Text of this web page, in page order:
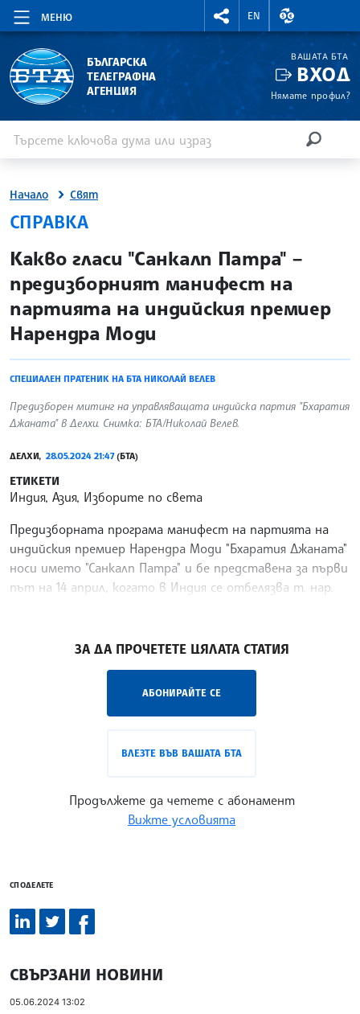
МЕНЮ
RIGHTMENU.SOCIAL
EN
ВАЛУТНИ
БЪЛГАРСКА
ТЕЛЕГРАФНА
АГЕНЦИЯ
ВАШАТА БТА
ВХОД
Нямате профил?
Начало Свят
СПРАВКА
site.bta
Какво гласи "Санкалп Патра" –
предизборният манифест на
партията на индийския премиер
Нарендра Моди
СПЕЦИАЛЕН ПРАТЕНИК НА БТА НИКОЛАЙ ВЕЛЕВ
Предизборен митинг на управляващата индийска партия "Бхаратия
Джаната" в Делхи. Снимка: БТА/Николай Велев.
ДЕЛХИ, 28.05.2024 21:47(БТА)
ЕТИКЕТИ
Индия, Азия, Изборите по света
Предизборната програма манифест на партията на
индийския премиер Нарендра Моди "Бхаратия Джаната"
носи името "Санкалп Патра" и бе представена за първи
път на 14 април, когато в Индия се отбелязва т. нар.
ЗА ДА ПРОЧЕТЕТЕ ЦЯЛАТА СТАТИЯ
АБОНИРАЙТЕ СЕ
ВЛЕЗТЕ ВЪВ ВАШАТА БТА
Продължете да четете с абонамент
Вижте условията
СПОДЕЛЕТЕ
СВЪРЗАНИ НОВИНИ
05.06.2024 13:02